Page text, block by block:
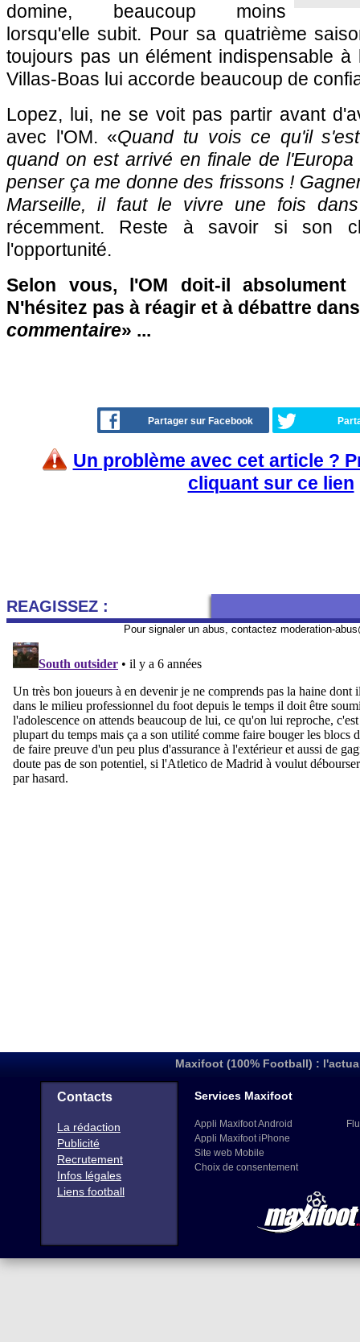
domine, beaucoup moins
lorsqu'elle subit. Pour sa quatrième
toujours pas un élément indispensable à
Villas-Boas lui accorde beaucoup de
Lopez, lui, ne se voit pas partir avant
avec l'OM. «Quand tu vois ce qu'il
quand on est arrivé en finale de
penser ça me donne des frissons !
Marseille, il faut le vivre une fois
récemment. Reste à savoir si son
l'opportunité.
Selon vous, l'OM doit-il absolument
N'hésitez pas à réagir et à débattre
commentaire» ...
Partager sur Facebook
Un problème avec cet article ?
cliquant sur ce lien
REAGISSEZ :
Pour signaler un abus, contactez moderation-
Maxifoot (100% Football) :
Contacts
La rédaction
Publicité
Recrutement
Infos légales
Liens football
Services Maxifoot
Appli Maxifoot Android
Appli Maxifoot iPhone
Site web Mobile
Choix de consentement